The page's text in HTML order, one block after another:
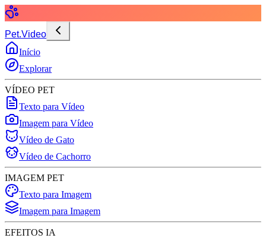
Pet.Video
Início
Explorar
VÍDEO PET
Texto para Vídeo
Imagem para Vídeo
Vídeo de Gato
Vídeo de Cachorro
IMAGEM PET
Texto para Imagem
Imagem para Imagem
EFEITOS IA